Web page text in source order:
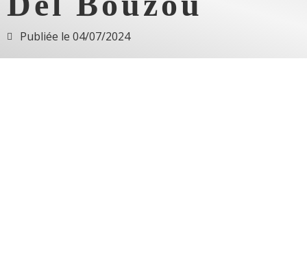
Publiée le 04/07/2024